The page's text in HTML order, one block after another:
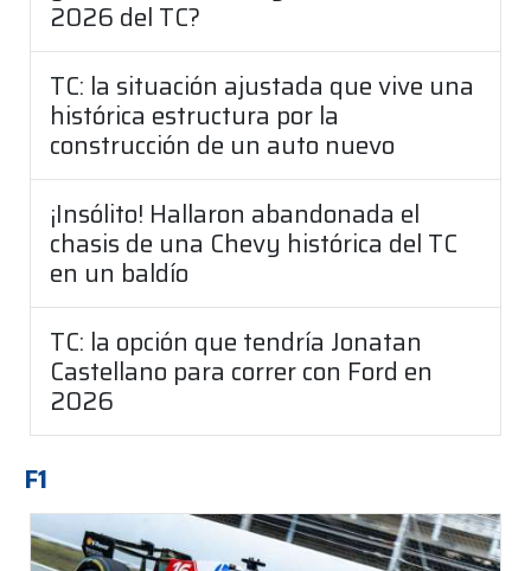
2026 del TC?
TC: la situación ajustada que vive una
histórica estructura por la
construcción de un auto nuevo
¡Insólito! Hallaron abandonada el
chasis de una Chevy histórica del TC
en un baldío
TC: la opción que tendría Jonatan
Castellano para correr con Ford en
2026
F1